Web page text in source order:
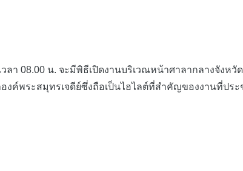
08.00 น. จะมีพิธีเปิดงานบริเวณหน้าศาลากลางจังหวั
งค์พระสมุทรเจดีย์ซึ่งถือเป็นไฮไลต์ที่สำคัญของงานที่ปร